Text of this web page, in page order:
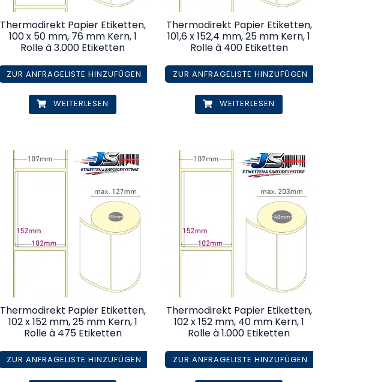
Thermodirekt Papier Etiketten,
100 x 50 mm, 76 mm Kern, 1
Rolle à 3.000 Etiketten
ZUR ANFRAGELISTE HINZUFÜGEN
WEITERLESEN
Thermodirekt Papier Etiketten,
101,6 x 152,4 mm, 25 mm Kern, 1
Rolle à 400 Etiketten
ZUR ANFRAGELISTE HINZUFÜGEN
WEITERLESEN
Thermodirekt Papier Etiketten,
102 x 152 mm, 25 mm Kern, 1
Rolle à 475 Etiketten
ZUR ANFRAGELISTE HINZUFÜGEN
Thermodirekt Papier Etiketten,
102 x 152 mm, 40 mm Kern, 1
Rolle à 1.000 Etiketten
ZUR ANFRAGELISTE HINZUFÜGEN